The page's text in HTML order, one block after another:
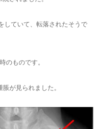
していて、転落されたそうで
のものです。
が見られました。